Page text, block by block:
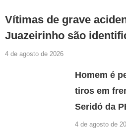
Vítimas de grave
Juazeirinho são
4 de agosto de 2026
Homem é
tiros em
Seridó da
4 de agosto de